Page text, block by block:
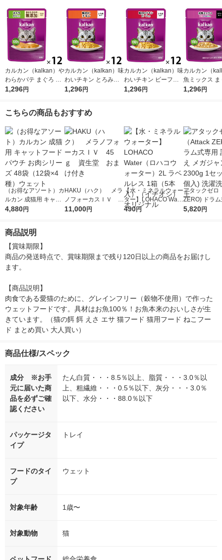
カルカン（kalkan）や
わらかパテ まぐろ た
い入り 着色料・発色
ト
1,296円
カルカン（kalkan）味
わいチキン とろみ仕
立て 60g 12袋 マース
1,296円
カルカン（kalkan）味
わいチキン ビーフ入
り とろみ仕立て 60g
1,296円
カルカン（
魚ミックス ま
かつお・たい
1,296円
こちらの商品もおすすめ
（お得なアソート）カ
ルカン 成猫用 キャッ
トフード パウチ お肉
4,880円
HAKU（ハク） メラ
ノフォーカスＩＶ 4
5ｇ 資生堂 おまけ
11,000円
【水・ミネラルウォー
ター】LOHACO Wate
r（ロハコウォータ
490円
アタックゼロ
ZERO) ドラ
詰め替え メガ
5,820円
商品説明
【賞味期限】
商品の発送時点で、賞味期限まで残り120日以上の商品をお届けし
ます。
【商品説明】
肉食である愛猫のために、グレインフリー（穀物不使用）で作った
ウェットフードです。具材はお魚100％！お魚本来のおいしさが生
きています。（猫の餌 餌 えさ エサ 猫フード 猫用フード ねこフー
ド まとめ買い 大人買い）
商品仕様/スペック
成分 ※お手
元に届いた商
品を必ずご確
認ください
たん白質・・・8.5％以上、脂質・・・3.0％以
上、粗繊維・・・0.5％以下、灰分・・・3.0％
以下、水分・・・88.0％以下
パッケージタ
イプ
トレイ
フードのタイ
プ
ウェット
対象年齢 1歳〜
対象動物 猫